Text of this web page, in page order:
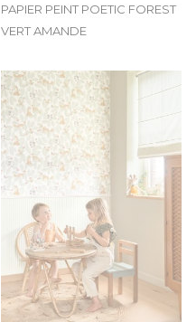
PAPIER PEINT POETIC FOREST
VERT AMANDE